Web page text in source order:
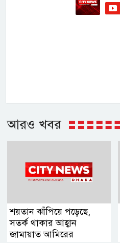
আরও খবর
শয়তান ঝাঁপিয়ে পড়েছে,
সতর্ক থাকার আহ্বান
জামায়াত আমিরের